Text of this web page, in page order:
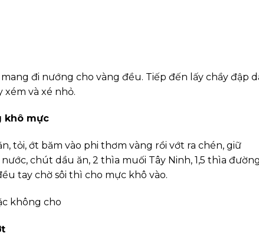
đi nướng cho vàng đều. Tiếp đến lấy chầy đập
xém và xé nhỏ.
khô mực
tỏi, ớt băm vào phi thơm vàng rồi vớt ra chén, giữ
chút dầu ăn, 2 thìa muối Tây Ninh, 1,5 thìa
tay chờ sôi thì cho mực khô vào.
không cho